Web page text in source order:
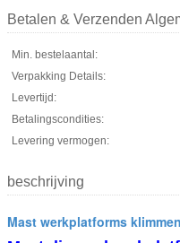
Betalen & Verzenden
Min. bestelaantal:
Verpakking Details:
Levertijd:
Betalingscondities:
Levering vermogen:
beschrijving
Mast werkplatforms klimmen